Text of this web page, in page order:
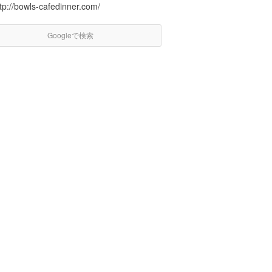
bowls-cafedinner.com/
Googleで検索